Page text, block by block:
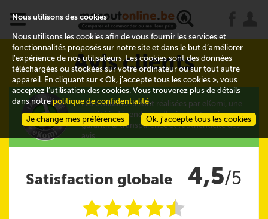
x
Avis clients
Les évaluations sont réalisées par eKomi, une
société indépendante d'avis clients qui
garantit la transparence et l'authenticité des
avis.
Satisfaction globale 4,5/5
iiiii
@
Nous utilisons des cookies
Nous utilisons les cookies afin de vous fournir les services et
fonctionnalités proposés sur notre site et dans le but d’améliorer
l’expérience de nos utilisateurs. Les cookies sont des données
téléchargées ou stockées sur votre ordinateur ou sur tout autre
appareil. En cliquant sur « Ok, j’accepte tous les cookies », vous
acceptez l’utilisation des cookies. Vous trouverez plus de détails
dans notrepolitique de confidentialité.
Ok, j’accepte tous les cookies
Je change mes préférences